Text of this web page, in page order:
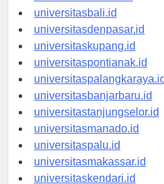
universitasbanten.id
universitasbali.id
universitasdenpasar.id
universitaskupang.id
universitaspontianak.id
universitaspalangkaraya.id
universitasbanjarbaru.id
universitastanjungselor.id
universitasmanado.id
universitaspalu.id
universitasmakassar.id